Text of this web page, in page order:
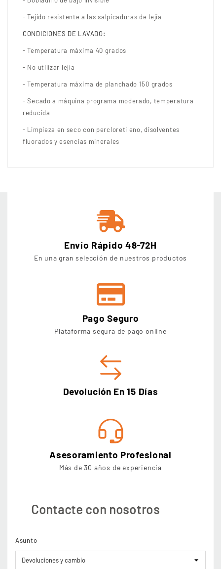
- Tejido resistente a las salpicaduras de lejía
CONDICIONES DE LAVADO:
- Temperatura máxima 40 grados
- No utilizar lejía
- Temperatura máxima de planchado 150 grados
- Secado a máquina programa moderado, temperatura
reducida
- Limpieza en seco con percloretileno, disolventes
fluorados y esencias minerales
Envío Rápido 48-72H
En una gran selección de nuestros productos
Pago Seguro
Plataforma segura de pago online
Devolución En 15 Días
Asesoramiento Profesional
Más de 30 años de experiencia
Contacte con nosotros
Asunto